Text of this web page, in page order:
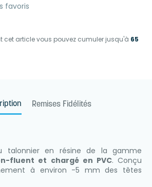
cet article vous pouvez cumuler jusqu'à 65
favoris
Remises Fidélités
talonnier en résine de la gamme
fluent et chargé en PVC. Conçu
à environ -5 mm des têtes